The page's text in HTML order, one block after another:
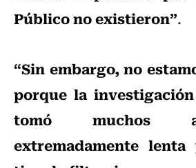
Público no existieron”.
“Sin embargo, no
porque la
tomó muchos
extremadamente